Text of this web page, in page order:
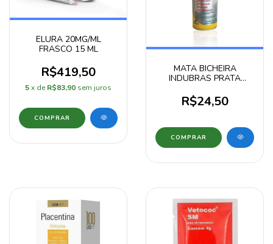
ELURA 20MG/ML
FRASCO 15 ML
R$419,50
5x de R$83,90 sem juros
MATA BICHEIRA
INDUBRAS PRATA
R$24,50